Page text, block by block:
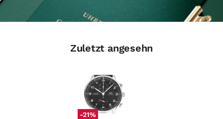
Zuletzt angesehn
-21%